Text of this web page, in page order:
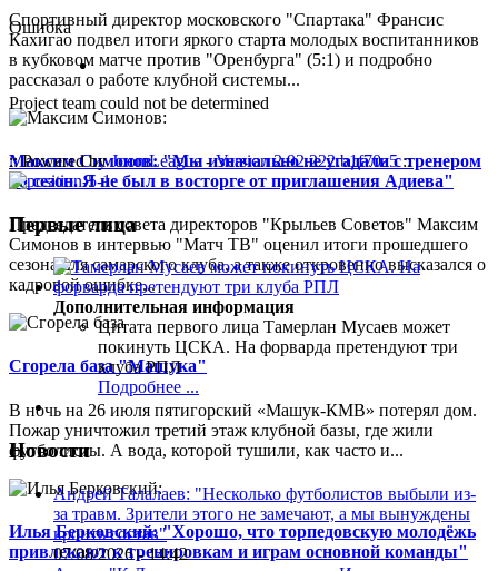
Спортивный директор московского "Спартака" Франсис
Кахигао подвел итоги яркого старта молодых воспитанников
в кубковом матче против "Оренбурга" (5:1) и подробно
рассказал о работе клубной системы...
Максим Симонов: "Мы изначально не угадали с тренером
на сезон. Я не был в восторге от приглашения Адиева"
Председатель совета директоров "Крыльев Советов" Максим
Симонов в интервью "Матч ТВ" оценил итоги прошедшего
сезона для самарского клуба, а также откровенно высказался о
кадровой ошибке...
Сгорела база "Машука"
В ночь на 26 июля пятигорский «Машук-КМВ» потерял дом.
Пожар уничтожил третий этаж клубной базы, где жили
футболисты. А вода, которой тушили, как часто и...
Илья Берковский: "Хорошо, что торпедовскую молодёжь
привлекают к тренировкам и играм основной команды"
Ошибка
Project team could not be determined
:: Powered byJoomLeague-Version 2.92.222.b1f70a5::
Первые лица
Дополнительная информация
Цитата первого лица Тамерлан Мусаев может
покинуть ЦСКА. На форварда претендуют три
клуба РПЛ
Подробнее ...
Новости
Андрей Талалаев: "Несколько футболистов выбыли из-
за травм. Зрители этого не замечают, а мы вынуждены
кроить состав"
07/08/2026 - 14:42